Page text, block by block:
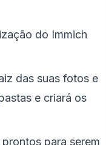
do Immich
das suas fotos e
e criará os
para serem